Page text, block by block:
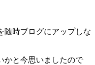
随時ブログにアップしな
かと今思いましたので